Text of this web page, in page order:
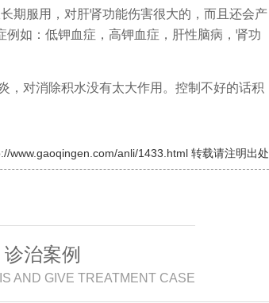
服用，对肝肾功能伤害很大的，而且还会产
如：低钾血症，高钾血症，肝性脑病，肾功
对消除积水没有太大作用。控制不好的话积
www.gaoqingen.com/anli/1433.html 转载请注明出处
诊治案例
AND GIVE TREATMENT CASE